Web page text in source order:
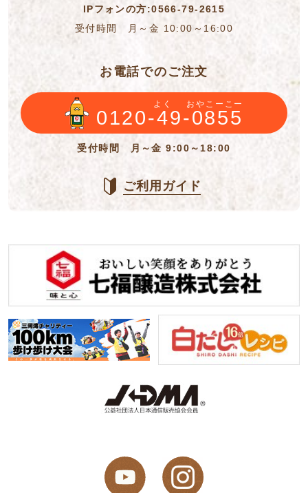
IPフォンの方:0566-79-2615
受付時間 月～金 10:00～16:00
お電話でのご注文
よく おやこーこー
0120-49-0855
受付時間 月～金 9:00～18:00
ご利用ガイド